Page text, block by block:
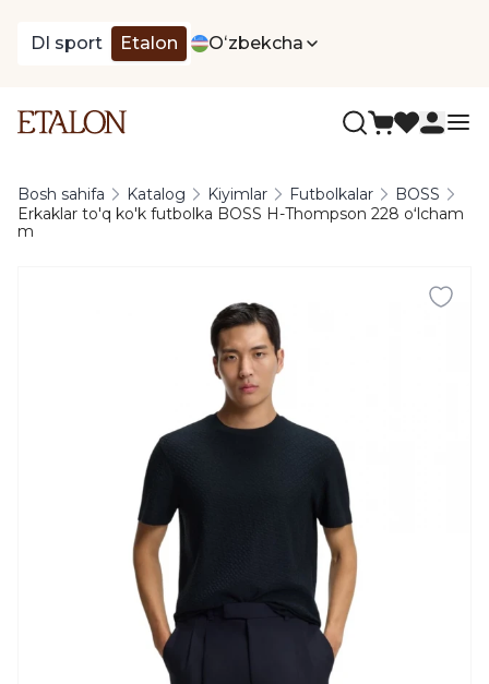
DI sport Etalon Oʻzbekcha
Bosh sahifa Katalog Kiyimlar Futbolkalar
BOSS
Erkaklar to'q ko'k futbolka BOSS H-Thompson 228 oʻlcham
m